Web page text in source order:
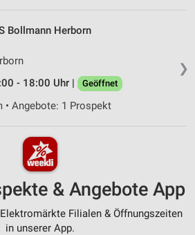
❯
Bollmann Herborn
- 18:00 Uhr |
Geöffnet
• Angebote: 1 Prospekt
& Angebote App
Filialen & Öffnungszeiten
in unserer App.